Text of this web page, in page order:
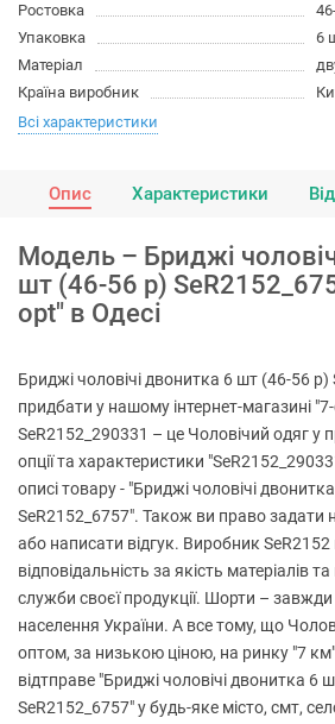
Ростовка
Упаковка
6
Матеріал
Країна виробник
Всі характеристики
Опис Характеристики
Модель – Бриджі
шт (46-56 р)
opt" в Одесі
Бриджі чоловічі двонитка 6 шт (46-56
придбати у нашому інтернет-магазині
SeR2152_290331 – це Чоловічий одяг у
опції та характеристики
описі товару - "Бриджі чоловічі
SeR2152_6757". Також ви право задати
або написати відгук. Виробник SeR2152
відповідальність за якість матеріалів
служби своєї продукції. Шорти –
населення України. А все тому, що
оптом, за низькою ціною, на ринку "7
відтправе "Бриджі чоловічі двонитка 6
SeR2152_6757" у будь-яке місто, смт,